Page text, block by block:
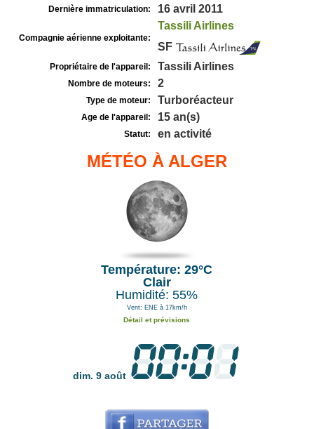
Dernière immatriculation: 16 avril 2011
Compagnie aérienne exploitante:
Tassili Airlines
SF
Propriétaire de l'appareil: Tassili Airlines
Nombre de moteurs: 2
Type de moteur: Turboréacteur
Age de l'appareil: 15 an(s)
Statut: en activité
MÉTÉO À ALGER
Température: 29°C
Clair
Humidité: 55%
Vent: ENE à 17km/h
Détail et prévisions
dim. 9 août